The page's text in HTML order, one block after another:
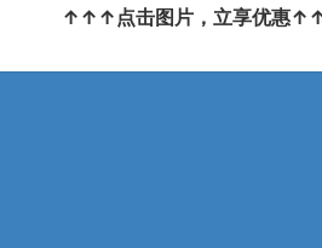
↑↑↑点击图片，立享优惠